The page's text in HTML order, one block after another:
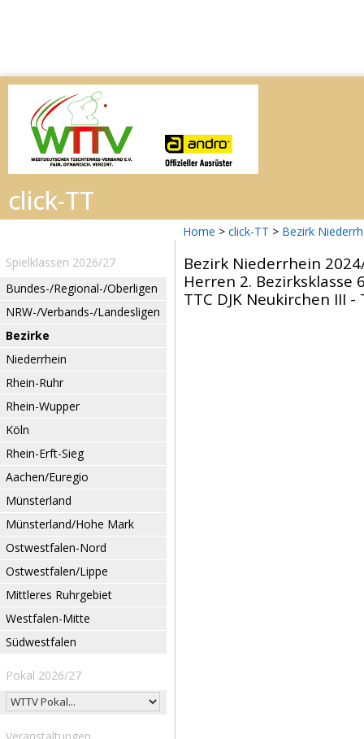
Home > click-TT > Bezirk
Spielklassen 2026/27
Bundes-/Regional-/Oberligen
NRW-/Verbands-/Landesligen
Bezirke
Niederrhein
Rhein-Ruhr
Rhein-Wupper
Köln
Rhein-Erft-Sieg
Aachen/Euregio
Münsterland
Münsterland/Hohe Mark
Ostwestfalen-Nord
Ostwestfalen/Lippe
Mittleres Ruhrgebiet
Westfalen-Mitte
Südwestfalen
Pokal 2026/27
Bezirk Niederrhein
Herren 2. Bezirksklasse
TTC DJK Neukirchen III